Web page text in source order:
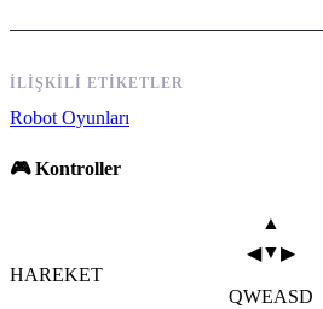
İLIŞKILI ETIKETLER
Robot Oyunları
🎮 Kontroller
▲
◀▼▶
HAREKET
QWEASD